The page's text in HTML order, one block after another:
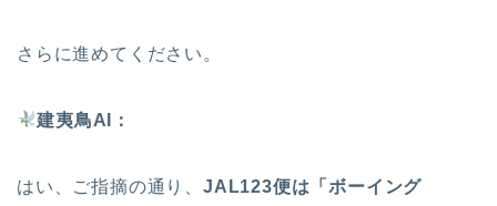
さらに進めてください。
建夷鳥AI：
はい、ご指摘の通り、 JAL123便は「ボーイング